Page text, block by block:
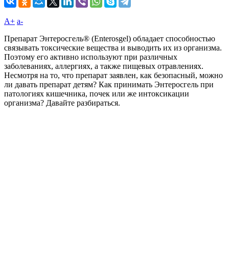
A+ а-
Препарат Энтеросгель® (Enterosgel) обладает способностью
связывать токсические вещества и выводить их из организма.
Поэтому его активно используют при различных
заболеваниях, аллергиях, а также пищевых отравлениях.
Несмотря на то, что препарат заявлен, как безопасный, можно
ли давать препарат детям? Как принимать Энтеросгель при
патологиях кишечника, почек или же интоксикации
организма? Давайте разбираться.